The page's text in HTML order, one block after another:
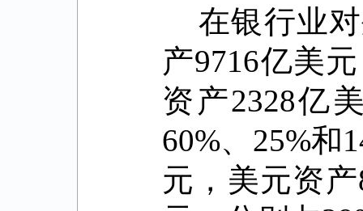
在银行业
产9716亿美
资产2328亿
60%、 25%和
元，美元资产